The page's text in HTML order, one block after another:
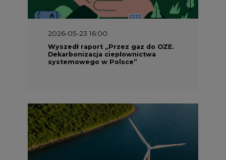
Wyszedł raport „Przez gaz do OZE.
Dekarbonizacja ciepłownictwa